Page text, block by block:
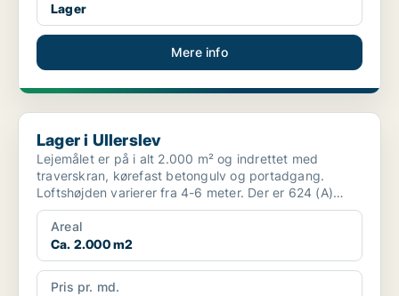
Lager
Mere info
Lager i Ullerslev
Lager i Ullerslev
Lejemålet er på i alt 2.000 m² og indrettet med
traverskran, kørefast betongulv og portadgang.
Loftshøjden varierer fra 4-6 meter. Der er 624 (A)
tilgængelig...
Areal
Ca. 2.000 m2
Pris pr. md.